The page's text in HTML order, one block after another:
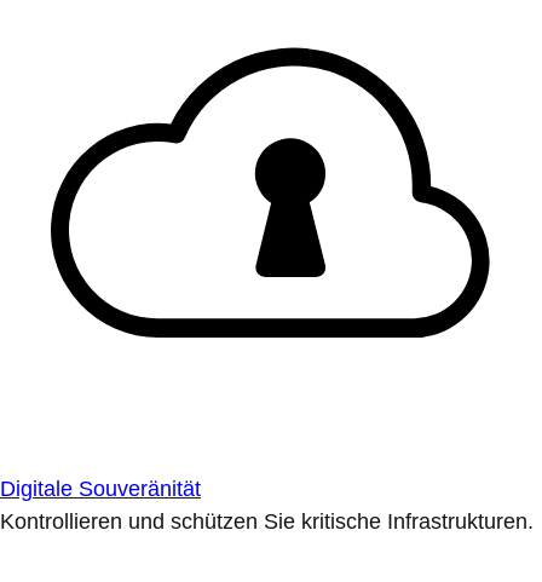
Digitale Souveränität
Kontrollieren und schützen Sie kritische Infrastrukturen.